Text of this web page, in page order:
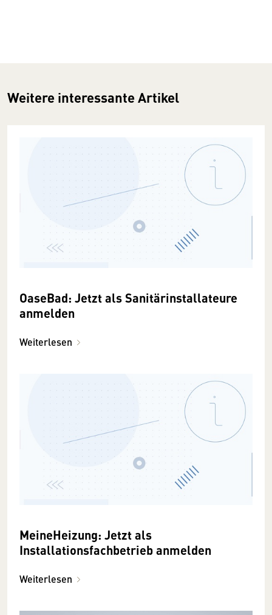
Weitere interessante Artikel
OaseBad: Jetzt als Sanitärinstallateure
anmelden
Weiterlesen
MeineHeizung: Jetzt als
Installationsfachbetrieb anmelden
Weiterlesen